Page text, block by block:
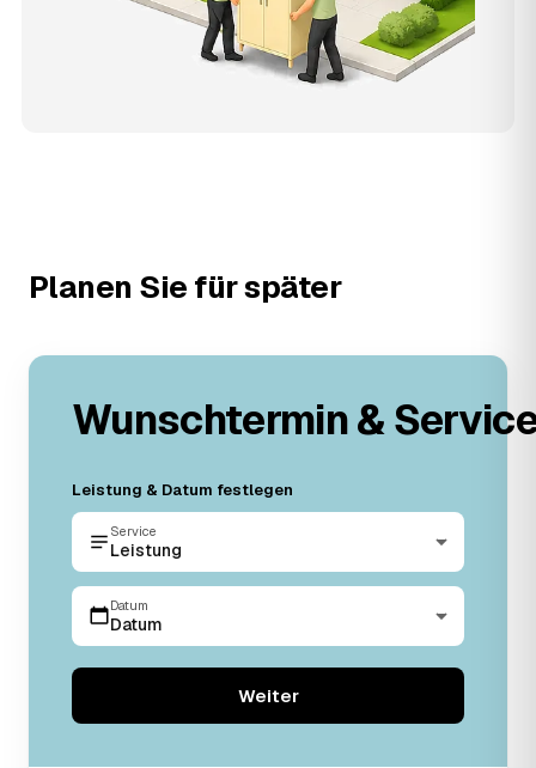
Planen Sie für später
Wunschtermin &
Leistung & Datum festlegen
Service
Leistung
Datum
Datum
Weiter